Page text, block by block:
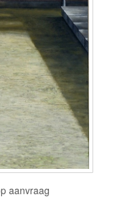
aanvraag